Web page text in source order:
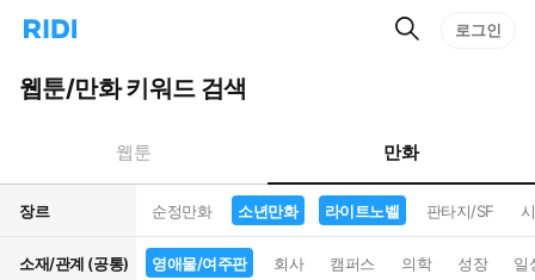
리
홈
으
턴
트
검
로그인
웹툰/만화 키워드 검색
웹툰 만화
장르 순정만화 소년만화 라이트노벨 판타지/SF
소재/관계 (공통) 영애물/여주판 회사 캠퍼스 의학 성장 일